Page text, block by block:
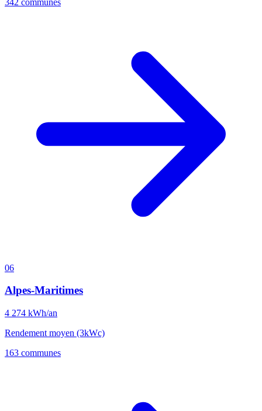
06
Alpes-Maritimes
4 274 kWh/an
Rendement moyen (3kWc)
163 communes